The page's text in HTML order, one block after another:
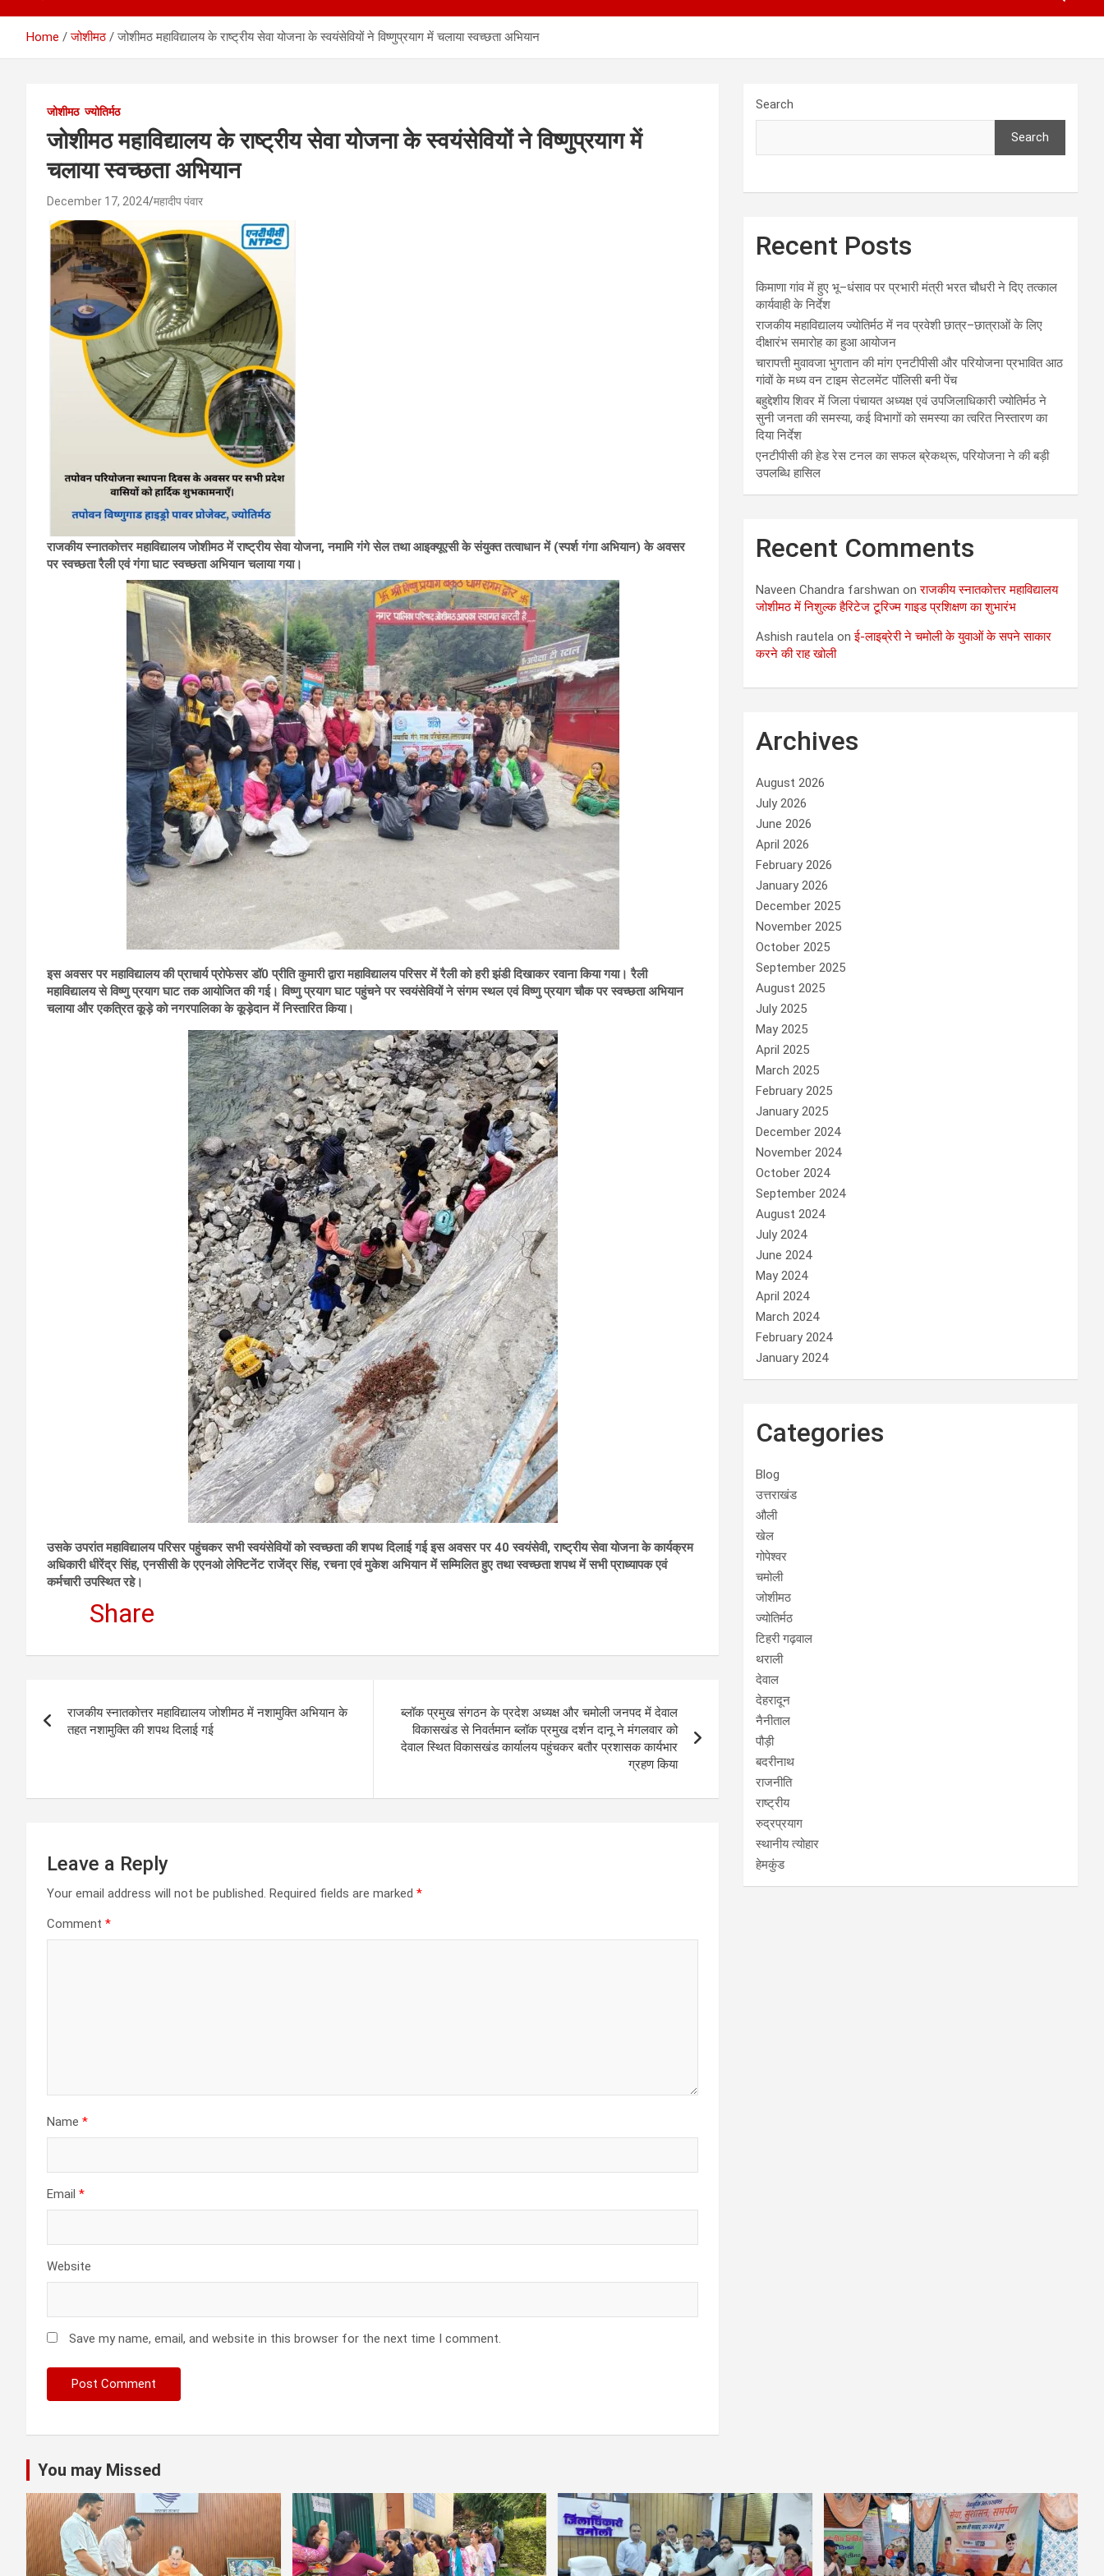
Home जोशीमठ जोशीमठ महाविद्यालय के राष्ट्रीय सेवा योजना के स्वयंसेवियों ने विष्णुप्रयाग में चलाया स्वच्छता अभियान
जोशीमठ ज्योतिर्मठ
जोशीमठ महाविद्यालय के राष्ट्रीय सेवा योजना के स्वयंसेवियों ने विष्णुप्रयाग में
चलाया स्वच्छता अभियान
December 17, 2024 महादीप पंवार
राजकीय स्नातकोत्तर महाविद्यालय जोशीमठ में राष्ट्रीय सेवा योजना, नमामि गंगे सेल तथा आइक्यूएसी के संयुक्त तत्वाधान में (स्पर्श गंगा अभियान) के अवसर
पर स्वच्छता रैली एवं गंगा घाट स्वच्छता अभियान चलाया गया।
इस अवसर पर महाविद्यालय की प्राचार्य प्रोफेसर डॉ0 प्रीति कुमारी द्वारा महाविद्यालय परिसर में रैली को हरी झंडी दिखाकर रवाना किया गया। रैली
महाविद्यालय से विष्णु प्रयाग घाट तक आयोजित की गई। विष्णु प्रयाग घाट पहुंचने पर स्वयंसेवियों ने संगम स्थल एवं विष्णु प्रयाग चौक पर स्वच्छता अभियान
चलाया और एकत्रित कूड़े को नगरपालिका के कूड़ेदान में निस्तारित किया।
उसके उपरांत महाविद्यालय परिसर पहुंचकर सभी स्वयंसेवियों को स्वच्छता की शपथ दिलाई गई इस अवसर पर 40 स्वयंसेवी, राष्ट्रीय सेवा योजना के कार्यक्रम
अधिकारी धीरेंद्र सिंह, एनसीसी के एएनओ लेफ्टिनेंट राजेंद्र सिंह, रचना एवं मुकेश अभियान में सम्मिलित हुए तथा स्वच्छता शपथ में सभी प्राध्यापक एवं
कर्मचारी उपस्थित रहे।
Share
navigation
राजकीय स्नातकोत्तर महाविद्यालय जोशीमठ में नशामुक्ति अभियान के
तहत नशामुक्ति की शपथ दिलाई गई
ब्लॉक प्रमुख संगठन के प्रदेश अध्यक्ष और चमोली जनपद में देवाल
विकासखंड से निवर्तमान ब्लॉक प्रमुख दर्शन दानू ने मंगलवार को
देवाल स्थित विकासखंड कार्यालय पहुंचकर बतौर प्रशासक कार्यभार
ग्रहण किया
Leave a Reply
Your email address will not be published. Required fields are marked *
Comment *
Name *
Email *
Website
Save my name, email, and website in this browser for the next time I comment.
Search
Search
Recent Posts
किमाणा गांव में हुए भू–धंसाव पर प्रभारी मंत्री भरत चौधरी ने दिए तत्काल
कार्यवाही के निर्देश
राजकीय महाविद्यालय ज्योतिर्मठ में नव प्रवेशी छात्र–छात्राओं के लिए
दीक्षारंभ समारोह का हुआ आयोजन
चारापत्ती मुवावजा भुगतान की मांग एनटीपीसी और परियोजना प्रभावित आठ
गांवों के मध्य वन टाइम सेटलमेंट पॉलिसी बनी पेंच
बहुद्देशीय शिवर में जिला पंचायत अध्यक्ष एवं उपजिलाधिकारी ज्योतिर्मठ ने
सुनी जनता की समस्या, कई विभागों को समस्या का त्वरित निस्तारण का
दिया निर्देश
एनटीपीसी की हेड रेस टनल का सफल ब्रेकथ्रू, परियोजना ने की बड़ी
उपलब्धि हासिल
Recent Comments
Naveen Chandra farshwan onराजकीय स्नातकोत्तर महाविद्यालय
जोशीमठ में निशुल्क हैरिटेज टूरिज्म गाइड प्रशिक्षण का शुभारंभ
Ashish rautela onई-लाइब्रेरी ने चमोली के युवाओं के सपने साकार
करने की राह खोली
Archives
August 2026
July 2026
June 2026
April 2026
February 2026
January 2026
December 2025
November 2025
October 2025
September 2025
August 2025
July 2025
May 2025
April 2025
March 2025
February 2025
January 2025
December 2024
November 2024
October 2024
September 2024
August 2024
July 2024
June 2024
May 2024
April 2024
March 2024
February 2024
January 2024
Categories
Blog
उत्तराखंड
औली
खेल
गोपेश्वर
चमोली
जोशीमठ
ज्योतिर्मठ
टिहरी गढ़वाल
थराली
देवाल
देहरादून
नैनीताल
पौड़ी
बदरीनाथ
राजनीति
राष्ट्रीय
रुद्रप्रयाग
स्थानीय त्योहार
हेमकुंड
You may Missed